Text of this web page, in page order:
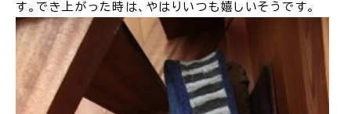
便利なサービス
す。でき上がった時は、やはりいつも嬉しいそうです。